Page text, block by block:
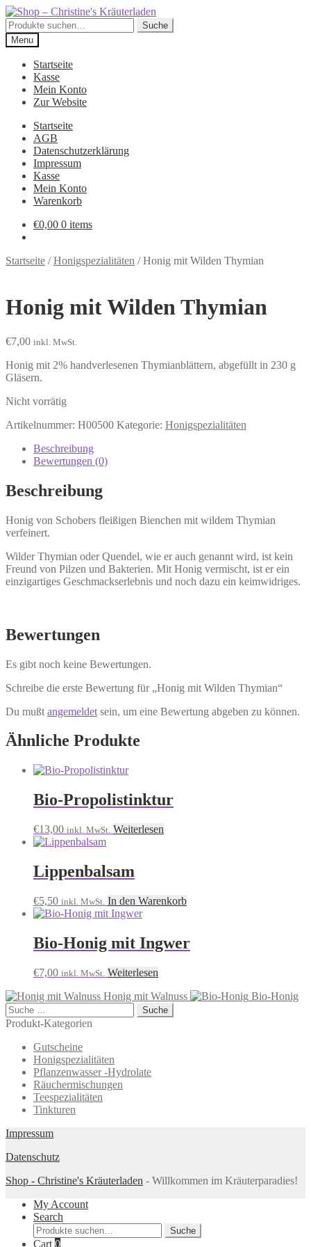
Skip
to
navigation
Skip
to
content
Suche
nach:
Suche
Menu
Startseite
Kasse
Mein Konto
Zur Website
Startseite
AGB
Datenschutzerklärung
Impressum
Kasse
Mein Konto
Warenkorb
€0,00 0 items
Startseite /Honigspezialitäten /Honig mit Wilden Thymian
Honig mit Wilden Thymian
€7,00 inkl. MwSt.
Honig mit 2% handverlesenen Thymianblättern, abgefüllt in 230 g
Gläsern.
Nicht vorrätig
Artikelnummer: H00500 Kategorie: Honigspezialitäten
Beschreibung
Bewertungen (0)
Beschreibung
Honig von Schobers fleißigen Bienchen mit wildem Thymian
verfeinert.
Wilder Thymian oder Quendel, wie er auch genannt wird, ist kein
Freund von Pilzen und Bakterien. Mit Honig vermischt, ist er ein
einzigartiges Geschmackserlebnis und noch dazu ein keimwidriges.
Bewertungen
Es gibt noch keine Bewertungen.
Schreibe die erste Bewertung für „Honig mit Wilden Thymian“
Du mußt angemeldet sein, um eine Bewertung abgeben zu können.
Ähnliche Produkte
Bio-Propolistinktur
€13,00 inkl. MwSt. Weiterlesen
Lippenbalsam
€5,50 inkl. MwSt. In den Warenkorb
Bio-Honig mit Ingwer
€7,00 inkl. MwSt. Weiterlesen
Honig mit Walnuss
Bio-Honig
Suche
nach:
Produkt-Kategorien
Gutscheine
Honigspezialitäten
Pflanzenwasser -Hydrolate
Räuchermischungen
Teespezialitäten
Tinkturen
Impressum
Datenschutz
Shop - Christine's Kräuterladen - Willkommen im Kräuterparadies!
My Account
Search
Suche
nach:
Suche
Cart 0